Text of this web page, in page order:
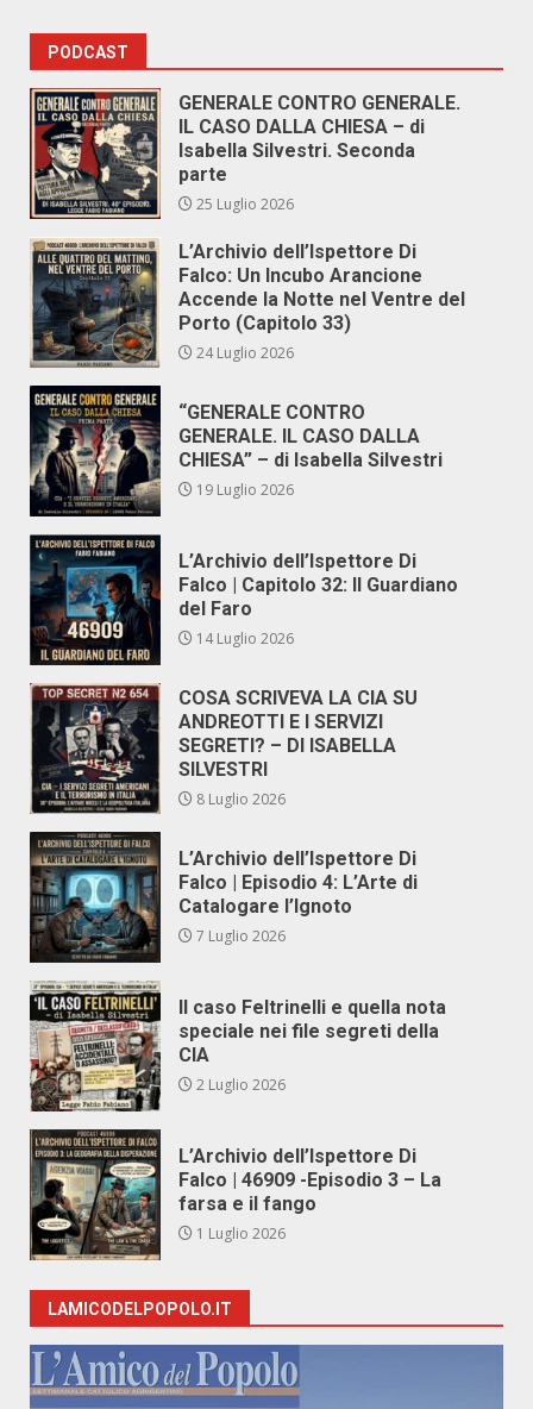
PODCAST
GENERALE CONTRO GENERALE.
IL CASO DALLA CHIESA – di
Isabella Silvestri. Seconda
parte
25 Luglio 2026
L’Archivio dell’Ispettore Di
Falco: Un Incubo Arancione
Accende la Notte nel Ventre del
Porto (Capitolo 33)
24 Luglio 2026
“GENERALE CONTRO
GENERALE. IL CASO DALLA
CHIESA” – di Isabella Silvestri
19 Luglio 2026
L’Archivio dell’Ispettore Di
Falco | Capitolo 32: Il Guardiano
del Faro
14 Luglio 2026
COSA SCRIVEVA LA CIA SU
ANDREOTTI E I SERVIZI
SEGRETI? – DI ISABELLA
SILVESTRI
8 Luglio 2026
L’Archivio dell’Ispettore Di
Falco | Episodio 4: L’Arte di
Catalogare l’Ignoto
7 Luglio 2026
Il caso Feltrinelli e quella nota
speciale nei file segreti della
CIA
2 Luglio 2026
L’Archivio dell’Ispettore Di
Falco | 46909 -Episodio 3 – La
farsa e il fango
1 Luglio 2026
LAMICODELPOPOLO.IT